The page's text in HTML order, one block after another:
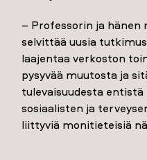
– Professorin ja
selvittää uusia
laajentaa verkoston
pysyvää muutosta ja
tulevaisuudesta
sosiaalisten ja
liittyviä monitieteisiä